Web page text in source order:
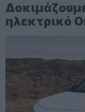
ηλεκτρικό